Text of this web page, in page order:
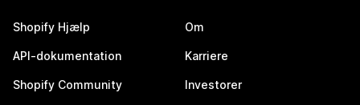
Shopify Hjælp
API-dokumentation
Shopify Community
Om
Karriere
Investorer